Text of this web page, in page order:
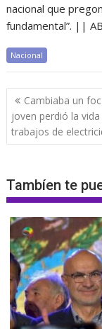
nacional que
fundamental”. ||
Nacional
Navegación
de
entradas
Cambiaba un
joven perdió la
trabajos de
Tambíen te